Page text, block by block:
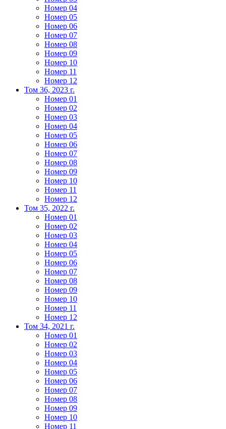
Номер 04
Номер 05
Номер 06
Номер 07
Номер 08
Номер 09
Номер 10
Номер 11
Номер 12
Том 36, 2023 г.
Номер 01
Номер 02
Номер 03
Номер 04
Номер 05
Номер 06
Номер 07
Номер 08
Номер 09
Номер 10
Номер 11
Номер 12
Том 35, 2022 г.
Номер 01
Номер 02
Номер 03
Номер 04
Номер 05
Номер 06
Номер 07
Номер 08
Номер 09
Номер 10
Номер 11
Номер 12
Том 34, 2021 г.
Номер 01
Номер 02
Номер 03
Номер 04
Номер 05
Номер 06
Номер 07
Номер 08
Номер 09
Номер 10
Номер 11